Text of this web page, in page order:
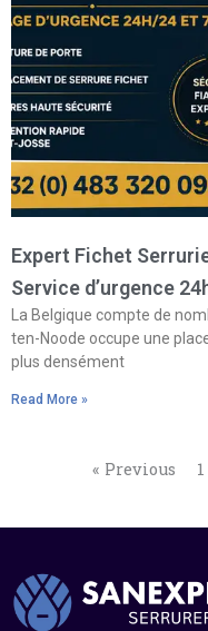
Expert Fichet
Service d’urgence
La Belgique compte de
ten-Noode occupe une
plus densément
Read More »
« Previous 1